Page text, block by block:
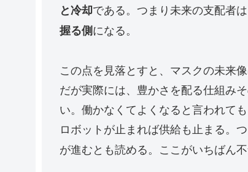
と冷却である。つまり未来の支配者
握る側になる。
この点を見落とすと、マスクの未来
だが実際には、豊かさを配る仕組み
い。働かなくてよくなると言われて
ロボットが止まれば供給も止まる。つ
が進むとも読める。ここがいちばん不